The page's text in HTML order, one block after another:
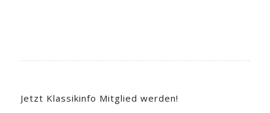
Jetzt Klassikinfo Mitglied werden!